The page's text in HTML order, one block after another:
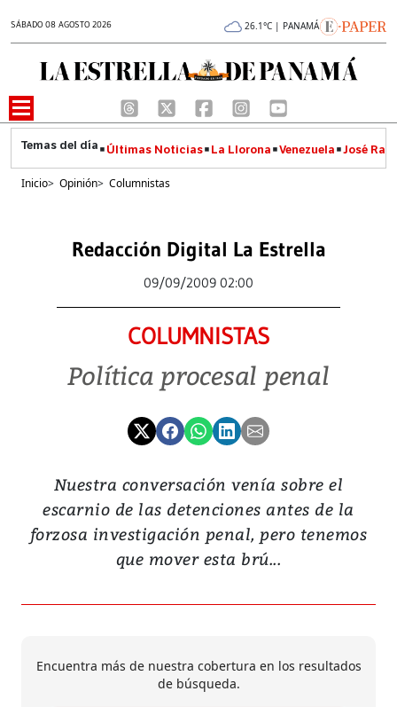
SÁBADO 08 AGOSTO 2026 26.1°C | PANAMÁ
Últimas Noticias La Llorona Venezuela José
Inicio> Opinión> Columnistas
Redacción Digital La Estrella
09/09/2009 02:00
COLUMNISTAS
Política procesal penal
Nuestra conversación venía sobre el
escarnio de las detenciones antes de la
forzosa investigación penal, pero tenemos
que mover esta brú...
Encuentra más de nuestra cobertura en los resultados
de búsqueda.